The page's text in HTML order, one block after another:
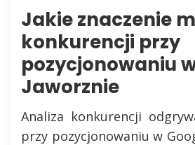
Jakie znaczenie
konkurencji przy
pozycjonowaniu
Jaworznie
Analiza konkurencji
przy pozycjonowaniu w